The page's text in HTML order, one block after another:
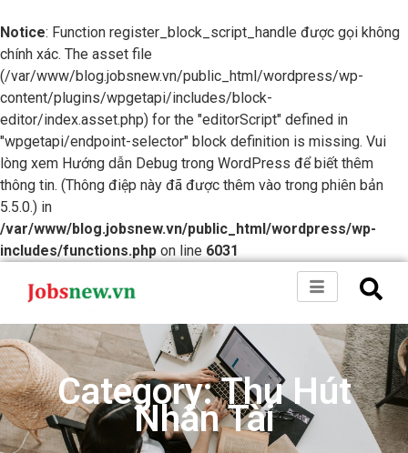
Notice: Function register_block_script_handle được gọi không
chính xác. The asset file
(/var/www/blog.jobsnew.vn/public_html/wordpress/wp-
content/plugins/wpgetapi/includes/block-
editor/index.asset.php) for the "editorScript" defined in
"wpgetapi/endpoint-selector" block definition is missing. Vui
lòng xem Hướng dẫn Debug trong WordPress để biết thêm
thông tin. (Thông điệp này đã được thêm vào trong phiên bản
5.5.0.) in
/var/www/blog.jobsnew.vn/public_html/wordpress/wp-
includes/functions.php on line 6031
Category: Thu Hút
Nhân Tài